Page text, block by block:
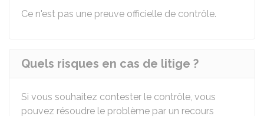
Ce n'est pas une preuve officielle de contrôle.
Quels risques en cas de litige ?
Si vous souhaitez contester le contrôle, vous
pouvez résoudre le problème par un recours